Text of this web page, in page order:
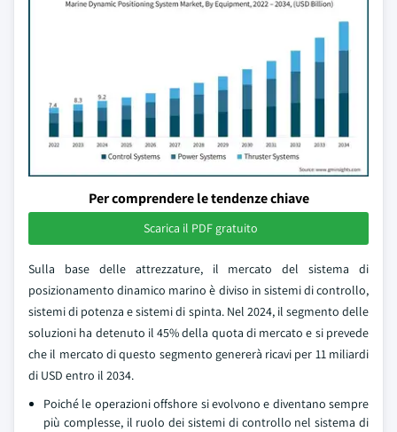
Per comprendere le tendenze chiave
Scarica il PDF gratuito
Sulla base delle attrezzature, il mercato del sistema di
posizionamento dinamico marino è diviso in sistemi di controllo,
sistemi di potenza e sistemi di spinta. Nel 2024, il segmento delle
soluzioni ha detenuto il 45% della quota di mercato e si prevede
che il mercato di questo segmento genererà ricavi per 11 miliardi
di USD entro il 2034.
Poiché le operazioni offshore si evolvono e diventano sempre
più complesse, il ruolo dei sistemi di controllo nel sistema di